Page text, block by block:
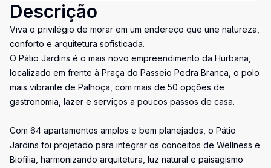
Descrição
Viva o privilégio de morar em um endereço que une natureza,
conforto e arquitetura sofisticada.
O Pátio Jardins é o mais novo empreendimento da Hurbana,
localizado em frente à Praça do Passeio Pedra Branca, o polo
mais vibrante de Palhoça, com mais de 50 opções de
gastronomia, lazer e serviços a poucos passos de casa.
Com 64 apartamentos amplos e bem planejados, o Pátio
Jardins foi projetado para integrar os conceitos de Wellness e
Biofilia, harmonizando arquitetura, luz natural e paisagismo